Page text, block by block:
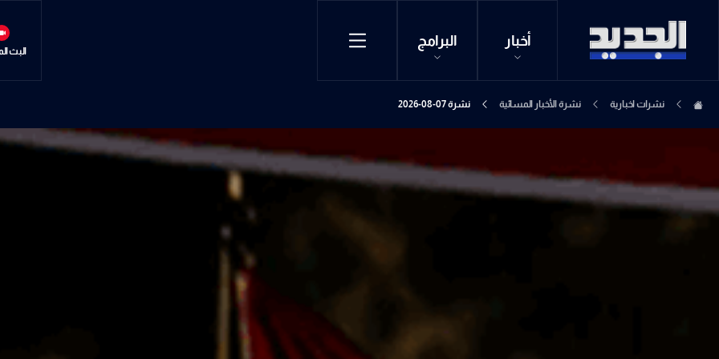
أخبار البرامج
البث
نشرات اخبارية نشرة الأخبار المسائية نشرة 07-08-2026